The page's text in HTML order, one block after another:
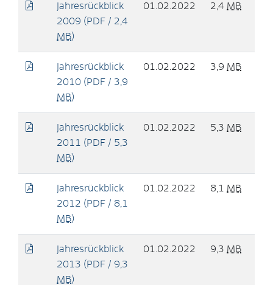
Jahresrückblick
2009 (PDF / 2,4
MB)
01.02.2022 2,4 MB
Jahresrückblick
2010 (PDF / 3,9
MB)
01.02.2022 3,9 MB
Jahresrückblick
2011 (PDF / 5,3
MB)
01.02.2022 5,3 MB
Jahresrückblick
2012 (PDF / 8,1
MB)
01.02.2022 8,1 MB
Jahresrückblick
2013 (PDF / 9,3
MB)
01.02.2022 9,3 MB